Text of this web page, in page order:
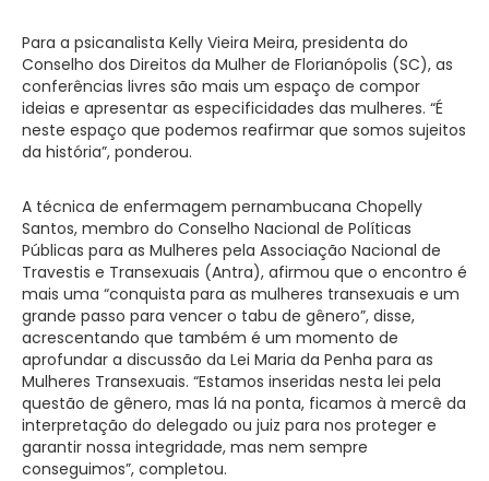
Para a psicanalista Kelly Vieira Meira, presidenta do
Conselho dos Direitos da Mulher de Florianópolis (SC), as
conferências livres são mais um espaço de compor
ideias e apresentar as especificidades das mulheres. “É
neste espaço que podemos reafirmar que somos sujeitos
da história”, ponderou.
A técnica de enfermagem pernambucana Chopelly
Santos, membro do Conselho Nacional de Políticas
Públicas para as Mulheres pela Associação Nacional de
Travestis e Transexuais (Antra), afirmou que o encontro é
mais uma “conquista para as mulheres transexuais e um
grande passo para vencer o tabu de gênero”, disse,
acrescentando que também é um momento de
aprofundar a discussão da Lei Maria da Penha para as
Mulheres Transexuais. “Estamos inseridas nesta lei pela
questão de gênero, mas lá na ponta, ficamos à mercê da
interpretação do delegado ou juiz para nos proteger e
garantir nossa integridade, mas nem sempre
conseguimos”, completou.